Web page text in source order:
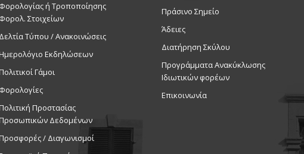
Φορολογίας ή Τροποποίησης
Φορολ. Στοιχείων
Δελτία Τύπου / Ανακοινώσεις
Εκδηλώσεων
Γάμοι
Φορολογίες
Προστασίας
Δεδομένων
/ Διαγωνισμοί
Πράσινο Σημείο
Άδειες
Διατήρηση Σκύλου
Προγράμματα Ανακύκλωσης
Ιδιωτικών φορέων
Επικοινωνία